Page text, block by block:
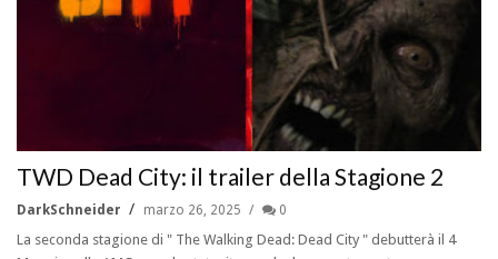
TWD Dead City: il trailer della Stagione 2
DarkSchneider marzo 26, 2025 0
La seconda stagione di " The Walking Dead: Dead City " debutterà il 4